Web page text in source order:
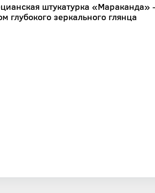
штукатурка
глубокого зеркального глянца